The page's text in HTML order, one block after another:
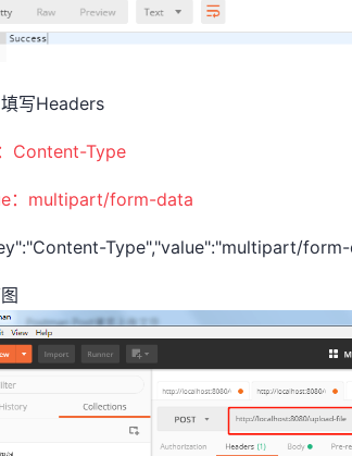
写Headers
Content-Type
：multipart/form-data
Type","value":"multipart/